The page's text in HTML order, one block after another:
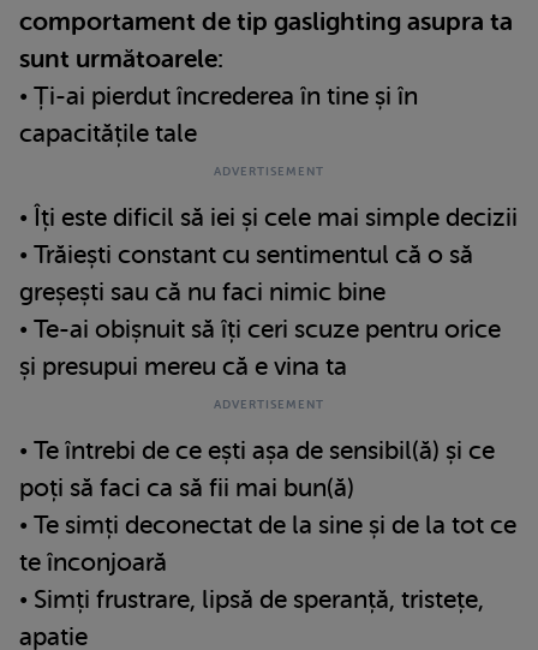
comportament de tip gaslighting asupra ta
sunt următoarele:
• Ți-ai pierdut încrederea în tine și în
capacitățile tale
• Îți este dificil să iei și cele mai simple decizii
• Trăiești constant cu sentimentul că o să
greșești sau că nu faci nimic bine
• Te-ai obișnuit să îți ceri scuze pentru orice
și presupui mereu că e vina ta
• Te întrebi de ce ești așa de sensibil(ă) și ce
poți să faci ca să fii mai bun(ă)
• Te simți deconectat de la sine și de la tot ce
te înconjoară
• Simți frustrare, lipsă de speranță, tristețe,
apatie